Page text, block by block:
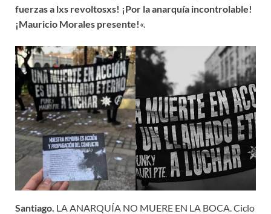
fuerzas a lxs revoltosxs! ¡Por la anarquía incontrolable!
¡Mauricio Morales presente!«.
Santiago. LA ANARQUÍA NO MUERE EN LA BOCA. Ciclo